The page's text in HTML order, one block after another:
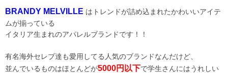
BRANDY MELVILLE はトレンドが詰め込まれたかわいいアイテ
ムが揃っている
イタリア生まれのアパレルブランドです！！
有名海外セレブ達も愛用してる人気のブランドなんだけど、
並んでいるものはほとんどが5000円以下で学生さんにはうれしい